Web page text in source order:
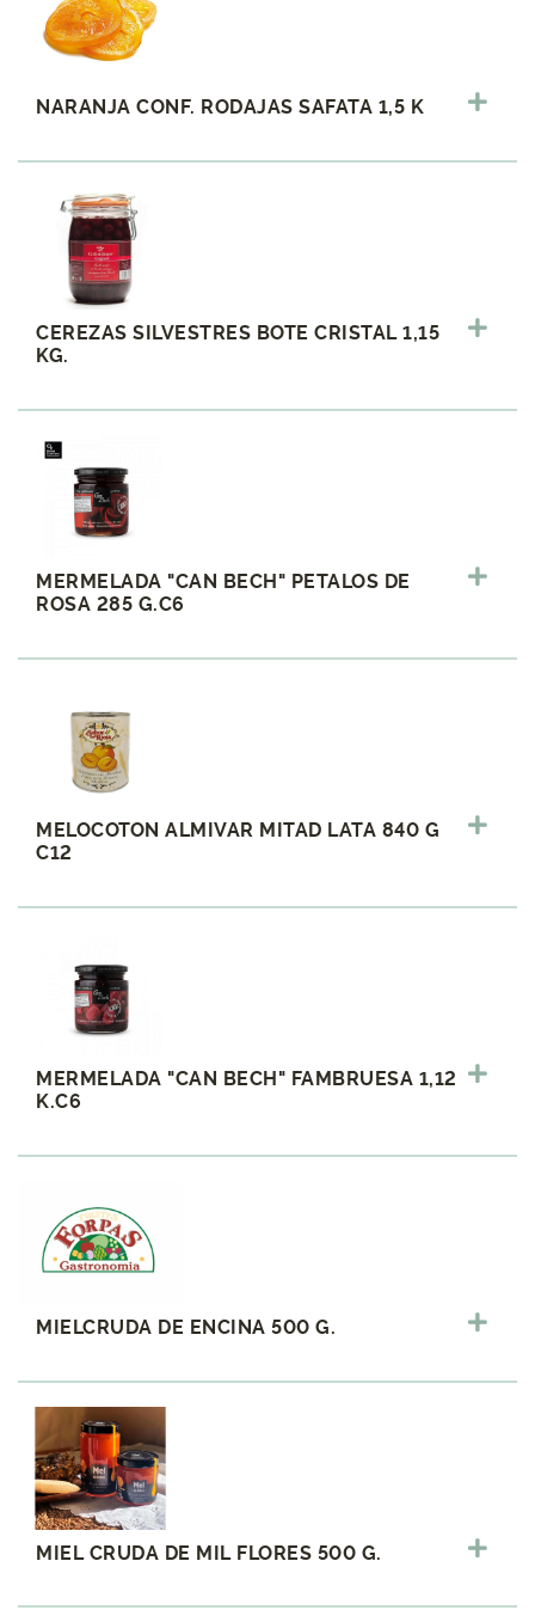
NARANJA CONF. RODAJAS SAFATA 1,5 K
CEREZAS SILVESTRES BOTE CRISTAL 1,15
KG.
MERMELADA "CAN BECH" PETALOS DE
ROSA 285 G.C6
MELOCOTON ALMIVAR MITAD LATA 840 G
C12
MERMELADA "CAN BECH" FAMBRUESA 1,12
K.C6
MIELCRUDA DE ENCINA 500 G.
MIEL CRUDA DE MIL FLORES 500 G.